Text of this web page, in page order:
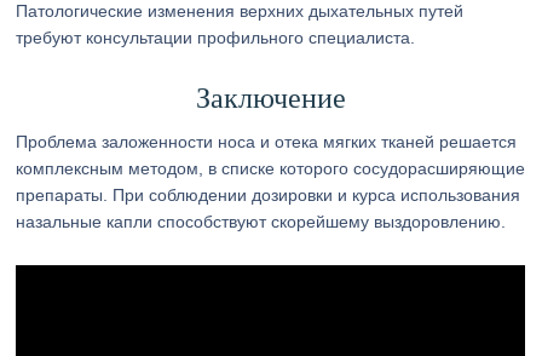
Патологические изменения верхних дыхательных путей
требуют консультации профильного специалиста.
Заключение
Проблема заложенности носа и отека мягких тканей решается
комплексным методом, в списке которого сосудорасширяющие
препараты. При соблюдении дозировки и курса использования
назальные капли способствуют скорейшему выздоровлению.